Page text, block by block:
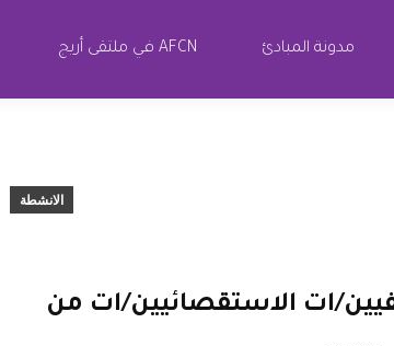
مدونة المبادئ AFCN في ملتقى أريج
الانشطة
ات الاستقصائيين/ات من